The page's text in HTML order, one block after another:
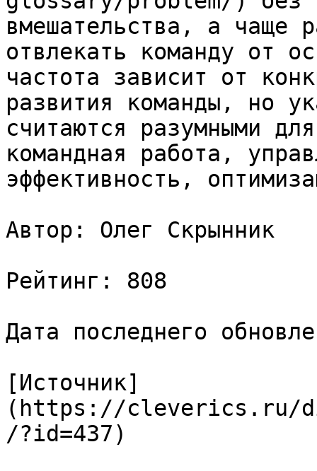
вмешательства, а чаще
отвлекать команду от
частота зависит от
развития команды, но
считаются разумными
командная работа,
эффективность,
Автор: Олег Скрынник
Рейтинг: 808
Дата последнего
[Источник]
(https://cleverics.ru/
/?id=437)